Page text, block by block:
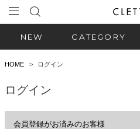
NEW CATEGORY
HOME ログイン
ログイン
会員登録がお済みのお客様